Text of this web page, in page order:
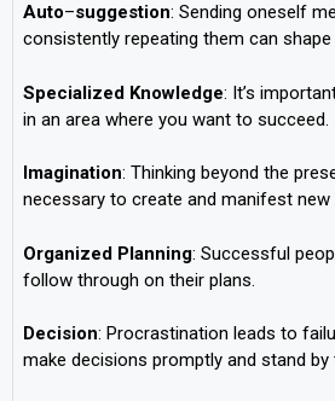
Auto–suggestion: Sending oneself
consistently repeating them can shape
Specialized Knowledge: It’s
in an area where you want to succeed.
Imagination: Thinking beyond the
necessary to create and manifest new
Organized Planning: Successful
follow through on their plans.
Decision: Procrastination leads to
make decisions promptly and stand by